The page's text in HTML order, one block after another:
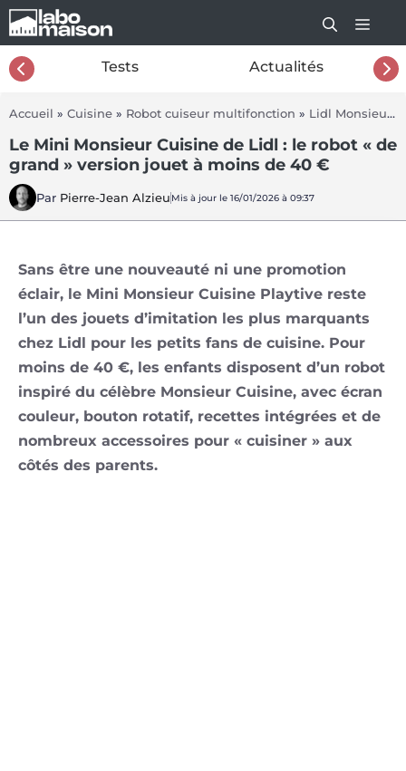
Aller
au
contenu
Tests Actualités
Accueil » Cuisine » Robot cuiseur multifonction » Lidl Monsieur Cuisine Smart
Le Mini Monsieur Cuisine de Lidl : le robot « de
grand » version jouet à moins de 40 €
Par Pierre-Jean Alzieu Mis à jour le 16/01/2026 à 09:37
Sans être une nouveauté ni une promotion
éclair, le Mini Monsieur Cuisine Playtive reste
l’un des jouets d’imitation les plus marquants
chez Lidl pour les petits fans de cuisine. Pour
moins de 40 €, les enfants disposent d’un robot
inspiré du célèbre Monsieur Cuisine, avec écran
couleur, bouton rotatif, recettes intégrées et de
nombreux accessoires pour « cuisiner » aux
côtés des parents.